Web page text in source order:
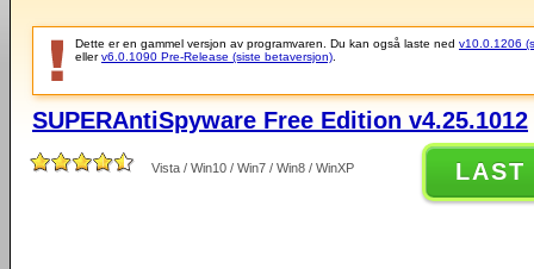
Dette er en gammel versjon av programvaren. Du kan også laste ned v10.0.1206
ellerv6.0.1090 Pre-Release (siste betaversjon)
SUPERAntiSpyware Free Edition v4.25.1012
Vista / Win10 / Win7 / Win8 / WinXP LAST